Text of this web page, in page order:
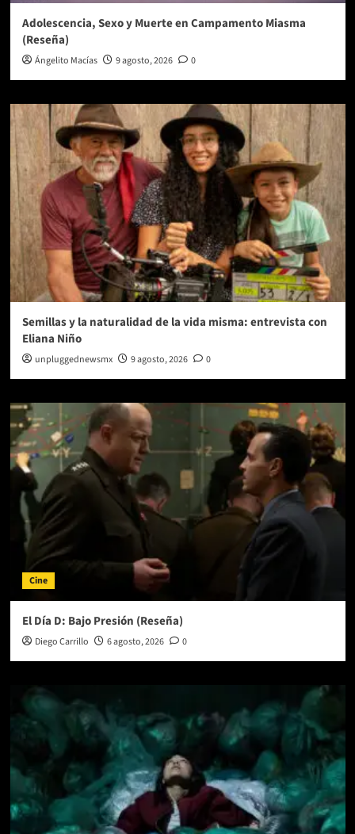
Adolescencia, Sexo y Muerte en Campamento Miasma
(Reseña)
Ángelito Macías 9 agosto, 2026 0
Semillas y la naturalidad de la vida misma: entrevista con
Eliana Niño
unpluggednewsmx 9 agosto, 2026 0
Cine
El Día D: Bajo Presión (Reseña)
Diego Carrillo 6 agosto, 2026 0